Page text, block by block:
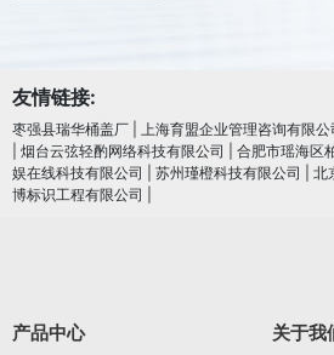
友情链接:
枣强县瑞华桶盖厂 上海育盟企业管理咨询有限公
烟台云弦轻酌网络科技有限公司 合肥市瑶海区
娱在线科技有限公司
苏州瑾橙科技有限公司 北
博标识工程有限公司
产品中心 关于我